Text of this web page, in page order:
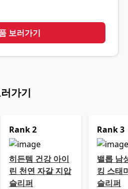
보러가기
가기
Rank2
히든템 건강 아이
린 천연 자갈 지압
슬리퍼
Rank3
밸롭 남
킹 스태
슬리퍼